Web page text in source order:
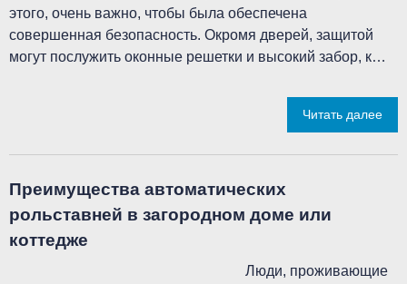
этого, очень важно, чтобы была обеспечена
совершенная безопасность. Окромя дверей, защитой
могут послужить оконные решетки и высокий забор, к…
Читать далее
Преимущества автоматических
рольставней в загородном доме или
коттедже
Люди, проживающие